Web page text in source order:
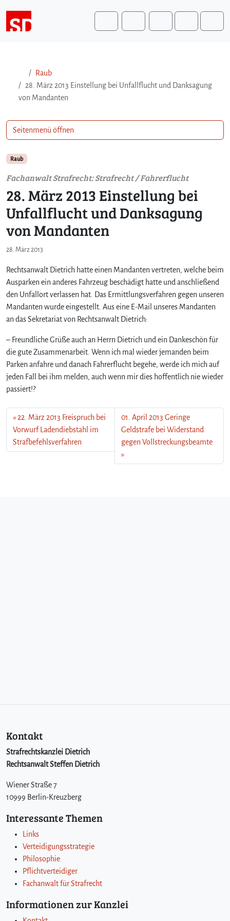
Search
Raub
28. März 2013 Einstellung bei Unfallflucht und Danksagung
von Mandanten
Raub
Fachanwalt Strafrecht: Strafrecht / Fahrerflucht
28. März 2013 Einstellung bei
Unfallflucht und Danksagung
von Mandanten
28. März 2013
Rechtsanwalt Dietrich hatte einen Mandanten vertreten, welche beim
Ausparken ein anderes Fahrzeug beschädigt hatte und anschließend
den Unfallort verlassen hat. Das Ermittlungsverfahren gegen unseren
Mandanten wurde eingestellt. Aus eine E-Mail unseres Mandanten
an das Sekretariat von Rechtsanwalt Dietrich:
– Freundliche Grüße auch an Herrn Dietrich und ein Dankeschön für
die gute Zusammenarbeit. Wenn ich mal wieder jemanden beim
Parken anfahre und danach Fahrerflucht begehe, werde ich mich auf
jeden Fall bei ihm melden, auch wenn mir dies hoffentlich nie wieder
passiert!?
22. März 2013 Freispruch bei
Vorwurf Ladendiebstahl im
Strafbefehlsverfahren
01. April 2013 Geringe
Geldstrafe bei Widerstand
gegen Vollstreckungsbeamte
Seitenmenü öffnen
Kontakt
Strafrechtskanzlei Dietrich
Rechtsanwalt Steffen Dietrich
Wiener Straße 7
10999 Berlin-Kreuzberg
Interessante Themen
Links
Verteidigungsstrategie
Philosophie
Pflichtverteidiger
Fachanwalt für Strafrecht
Informationen zur Kanzlei